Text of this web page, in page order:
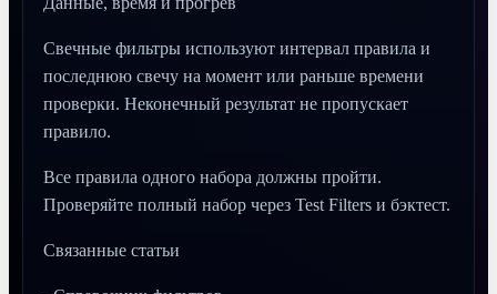
Свечные фильтры используют интервал правила и
последнюю свечу на момент или раньше времени
проверки. Неконечный результат не пропускает
правило.
Все правила одного набора должны пройти.
Проверяйте полный набор через Test Filters и бэктест.
Связанные статьи